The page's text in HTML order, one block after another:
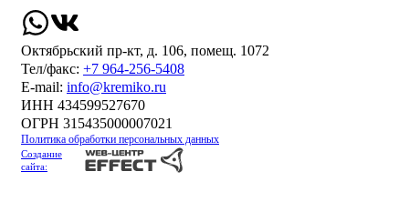
Октябрьский пр-кт, д. 106, помещ. 1072
Тел/факс: +7 964-256-5408
Е-mail: info@kremiko.ru
ИНН 434599527670
ОГРН 315435000007021
Политика обработки персональных данных
Создание
сайта: